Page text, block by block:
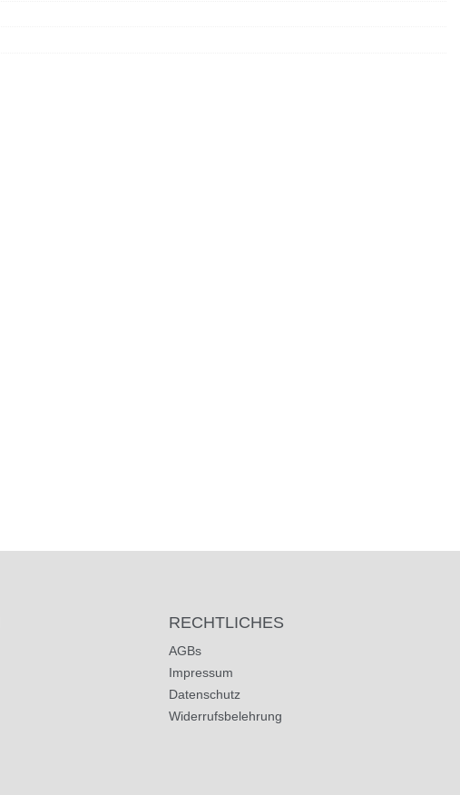
RECHTLICHES
AGBs
Impressum
Datenschutz
Widerrufsbelehrung